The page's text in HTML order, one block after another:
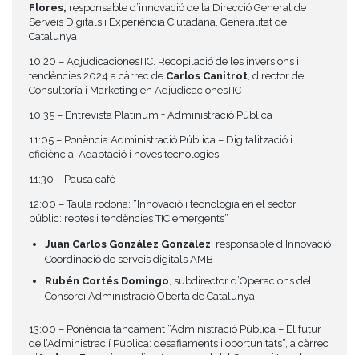
Flores, responsable d’innovació de la Direcció General de
Serveis Digitals i Experiència Ciutadana, Generalitat de
Catalunya
10:20 – AdjudicacionesTIC. Recopilació de les inversions i
tendències 2024 a càrrec de Carlos Canitrot, director de
Consultoría i Marketing en AdjudicacionesTIC
10:35 – Entrevista Platinum + Administració Pública
11:05 – Ponència Administració Pública – Digitalització i
eficiència: Adaptació i noves tecnologies
11:30 – Pausa cafè
12:00 – Taula rodona: “Innovació i tecnologia en el sector
públic: reptes i tendències TIC emergents”
Juan Carlos González González, responsable d’Innovació
Coordinació de serveis digitals AMB
Rubén Cortés Domingo, subdirector d’Operacions del
Consorci Administració Oberta de Catalunya
13:00 – Ponència tancament “Administració Pública – El futur
de l’Administracií Pública: desafiaments i oportunitats”, a càrrec